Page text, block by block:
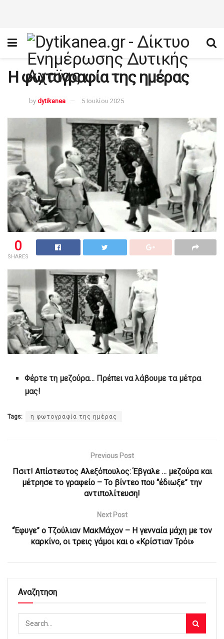
Η φωτογραφία της ημέρας
by dytikanea 5 Ιουλίου 2025
0
SHARES
Φέρτε τη μεζούρα… Πρέπει να λάβουμε τα μέτρα
μας!
Tags: η φωτογραφία της ημέρας
Previous Post
Πσιτ! Απίστευτος Αλεξόπουλος: Έβγαλε … μεζούρα και
μέτρησε το γραφείο – Το βίντεο που “έδιωξε” την
αντιπολίτευση!
Next Post
“Έφυγε” ο Τζούλιαν ΜακΜάχον – Η γενναία μάχη με τον
καρκίνο, οι τρεις γάμοι και ο «Κρίστιαν Τρόι»
Αναζητηση